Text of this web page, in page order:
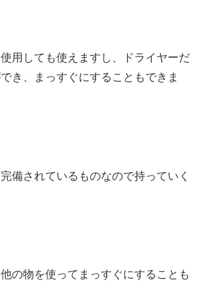
用しても使えますし、ドライヤーだ
き、まっすぐにすることもできま
備されているものなので持っていく
の物を使ってまっすぐにすることも